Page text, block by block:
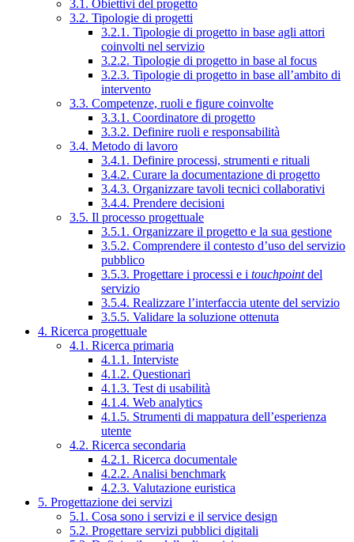
3.1. Obiettivi del progetto
3.2. Tipologie di progetti
3.2.1. Tipologie di progetto in base agli attori
coinvolti nel servizio
3.2.2. Tipologie di progetto in base al focus
3.2.3. Tipologie di progetto in base all’ambito di
intervento
3.3. Competenze, ruoli e figure coinvolte
3.3.1. Coordinatore di progetto
3.3.2. Definire ruoli e responsabilità
3.4. Metodo di lavoro
3.4.1. Definire processi, strumenti e rituali
3.4.2. Curare la documentazione di progetto
3.4.3. Organizzare tavoli tecnici collaborativi
3.4.4. Prendere decisioni
3.5. Il processo progettuale
3.5.1. Organizzare il progetto e la sua gestione
3.5.2. Comprendere il contesto d’uso del servizio
pubblico
3.5.3. Progettare i processi e i touchpointdel
servizio
3.5.4. Realizzare l’interfaccia utente del servizio
3.5.5. Validare la soluzione ottenuta
4. Ricerca progettuale
4.1. Ricerca primaria
4.1.1. Interviste
4.1.2. Questionari
4.1.3. Test di usabilità
4.1.4. Web analytics
4.1.5. Strumenti di mappatura dell’esperienza
utente
4.2. Ricerca secondaria
4.2.1. Ricerca documentale
4.2.2. Analisi benchmark
4.2.3. Valutazione euristica
5. Progettazione dei servizi
5.1. Cosa sono i servizi e il service design
5.2. Progettare servizi pubblici digitali